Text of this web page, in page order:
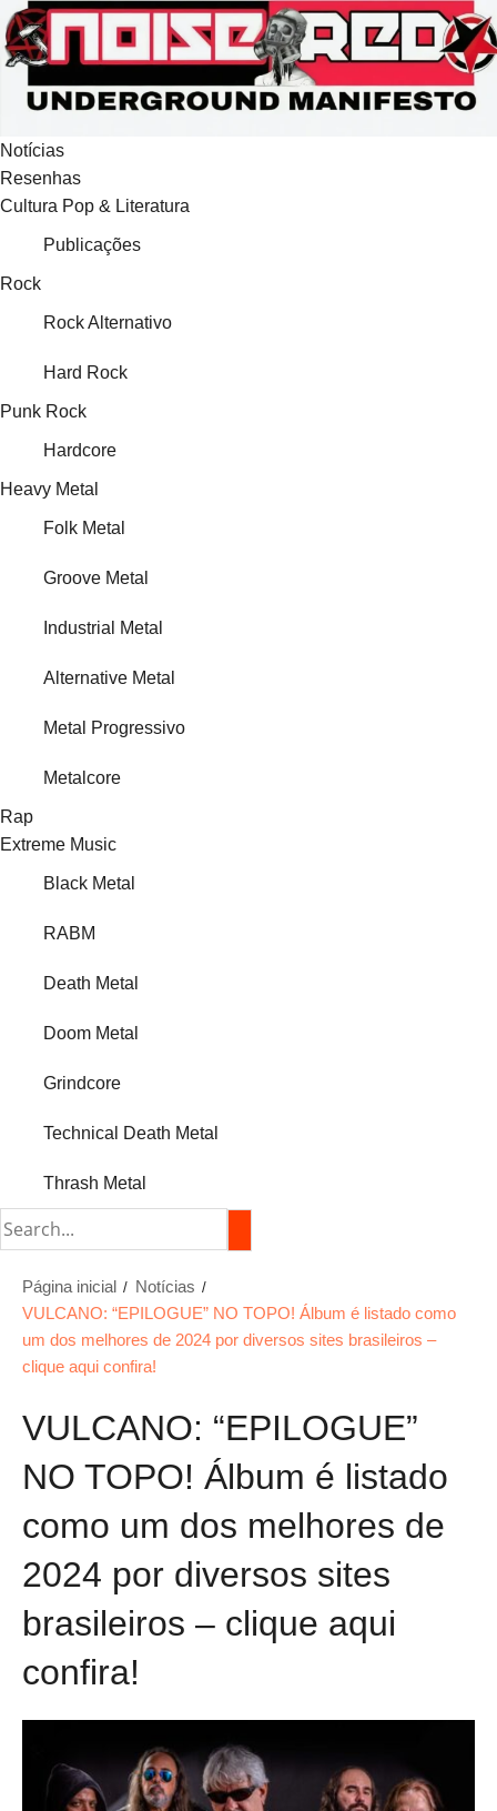
para
o
conteúdo
Notícias
Resenhas
Cultura Pop & Literatura
Publicações
Rock
Rock Alternativo
Hard Rock
Punk Rock
Hardcore
Heavy Metal
Folk Metal
Groove Metal
Industrial Metal
Alternative Metal
Metal Progressivo
Metalcore
Rap
Extreme Music
Black Metal
RABM
Death Metal
Doom Metal
Grindcore
Technical Death Metal
Thrash Metal
Página inicial
Notícias
VULCANO: “EPILOGUE” NO TOPO! Álbum é listado como
um dos melhores de 2024 por diversos sites brasileiros –
clique aqui confira!
VULCANO: “EPILOGUE”
NO TOPO! Álbum é listado
como um dos melhores de
2024 por diversos sites
brasileiros – clique aqui
confira!